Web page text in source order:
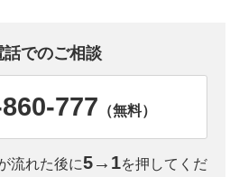
話でのご相談
777 （無料）
流れた後に5→1を押してくだ